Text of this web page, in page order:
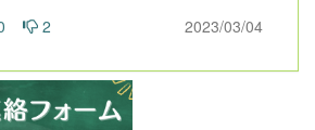
2 2023/03/04